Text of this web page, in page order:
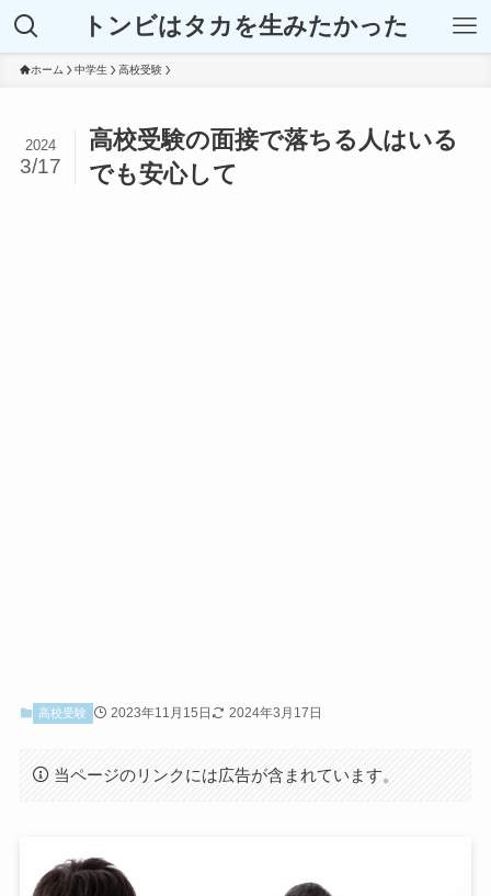
トンビはタカを生みたかった
ホーム 中学生 高校受験
高校受験の面接で落ちる人はいる
でも安心して
2024
3/17
高校受験 2023年11月15日 2024年3月17日
当ページのリンクには広告が含まれています。